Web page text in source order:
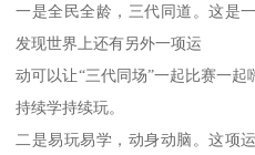
一是全民全龄，三代同道。这是
发现世界上还有另外一项运
动可以让“三代同场”一起比赛一
持续学持续玩。
二是易玩易学，动身动脑。这项